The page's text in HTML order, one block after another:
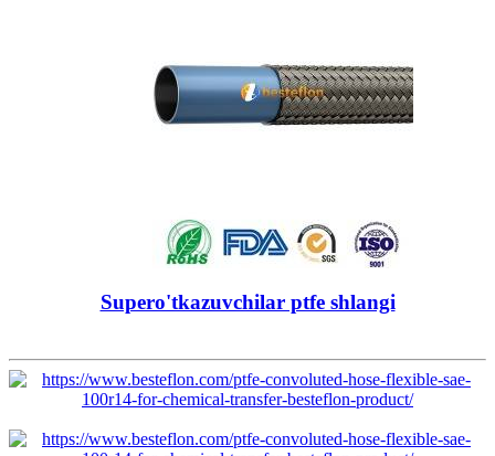
Supero'tkazuvchilar ptfe shlangi